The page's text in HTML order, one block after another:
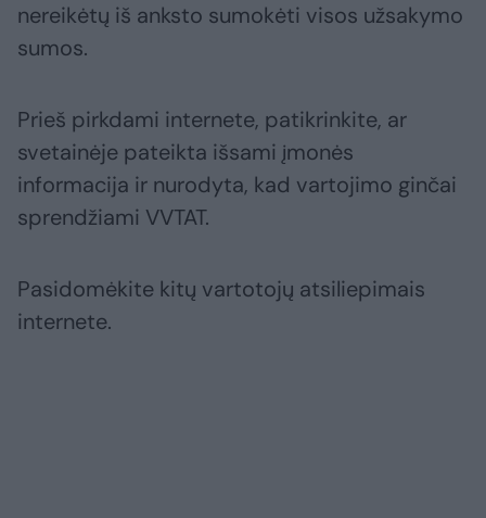
nereikėtų iš anksto sumokėti visos užsakymo
sumos.
Prieš pirkdami internete, patikrinkite, ar
svetainėje pateikta išsami įmonės
informacija ir nurodyta, kad vartojimo ginčai
sprendžiami VVTAT.
Pasidomėkite kitų vartotojų atsiliepimais
internete.